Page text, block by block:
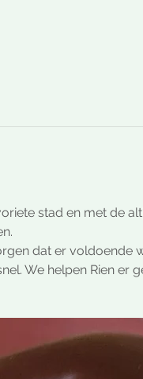
stad en met de
dat er voldoende
We helpen Rien er